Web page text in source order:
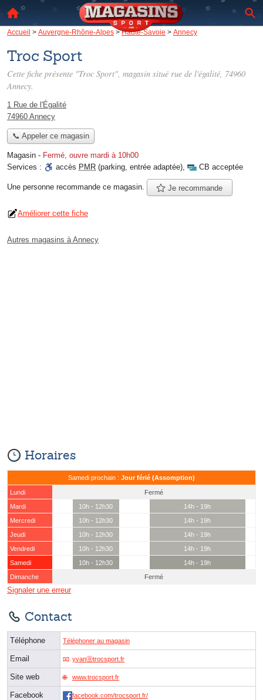
Accueil > Auvergne-Rhône-Alpes >Haute-Savoie > Annecy
Troc Sport
Cette fiche présente "Troc Sport", magasin situé rue de l'égalité, 74960
Annecy.
1 Rue de l'Égalité
74960 Annecy
📞 Appeler ce magasin
Magasin - Fermé, ouvre mardi à 10h00
Services :
accès PMR (parking, entrée adaptée), CB acceptée
Une personne recommande ce magasin. Je recommande
Améliorer cette fiche
Autres magasins à Annecy
Horaires
Samedi prochain : Jour férié (Assomption)
Lundi
Fermé
Mardi
10h - 12h30
14h - 19h
Mercredi
10h - 12h30
14h - 19h
Jeudi
10h - 12h30
14h - 19h
Vendredi
10h - 12h30
14h - 19h
Samedi
10h - 12h30
14h - 19h
Dimanche
Fermé
Signaler une erreur
Contact
Téléphone Téléphoner au magasin
Email yvanⓐtrocsport.fr
Site web www.trocsport.fr
Facebook facebook.com/trocsport.fr/